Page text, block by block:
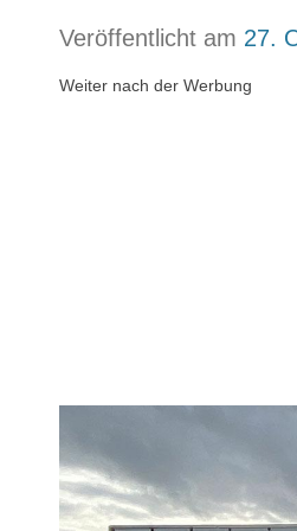
Veröffentlicht am 27.
Weiter nach der Werbung